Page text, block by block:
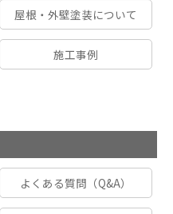
屋根・外壁塗装について
施工事例
よくある質問（Q&A）